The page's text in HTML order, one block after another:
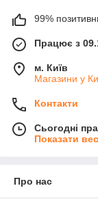
99%
Працює з
м. Київ
Магазини у
Контакти
Сьогодні
Показати
Про нас